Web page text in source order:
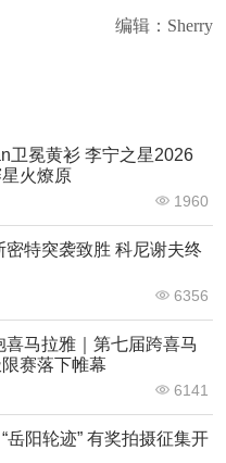
编辑：Sherry
李宁之星2026
火燎原
1960
密特突袭致胜 科尼谢夫终
6356
马拉雅｜第七届跨喜马
赛落下帷幕
6141
岳阳轮迹” 有奖拍摄征集开